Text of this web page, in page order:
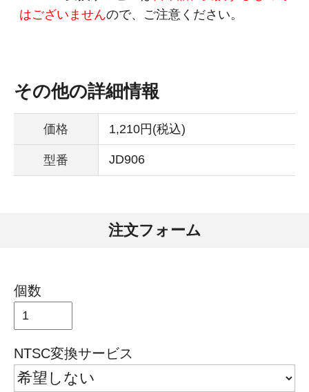
はございませんので、ご注意ください。
その他の詳細情報
価格 1,210円(税込)
型番 JD906
注文フォーム
個数
NTSC変換サービス